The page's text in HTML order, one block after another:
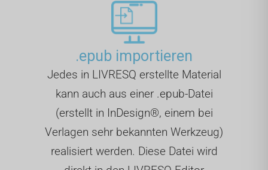
.epub importieren
Jedes in LIVRESQ erstellte Material
kann auch aus einer .epub-Datei
(erstellt in InDesign®, einem bei
Verlagen sehr bekannten Werkzeug)
realisiert werden. Diese Datei wird